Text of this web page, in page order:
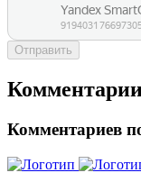
Отправить
Комментариев